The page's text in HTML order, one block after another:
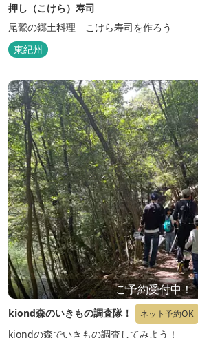
押し（こけら）寿司
尾鷲の郷土料理 こけら寿司を作ろう
東紀州
ご予約受付中！
kiond森のいきもの調査隊！ ネット予約OK
kiondの森でいきもの調査してみよう！